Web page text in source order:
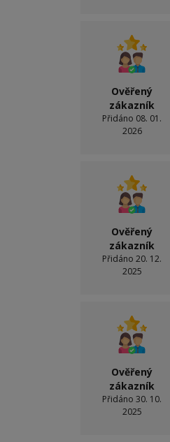
Ověřený
zákazník
Přidáno 08. 01.
2026
Ověřený
zákazník
Přidáno 20. 12.
2025
Ověřený
zákazník
Přidáno 30. 10.
2025